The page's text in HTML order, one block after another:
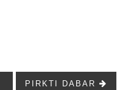
PIRKTI DABAR